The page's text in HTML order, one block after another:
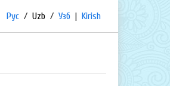
Рус / Uzb / Узб | Kirish